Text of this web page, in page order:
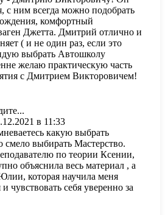
с ним всегда можно подобрать
комфортный
Джетта. Дмитрий отлично и
( и не один раз, если это
выбрать Автошколу
желаю практическую часть
с Дмитрием Викторовичем!
в 11:33
какую выбрать
смело выбирать Мастерство.
по теории Ксении,
объяснила весь материал , а
которая научила меня
чувствовать себя уверенно за